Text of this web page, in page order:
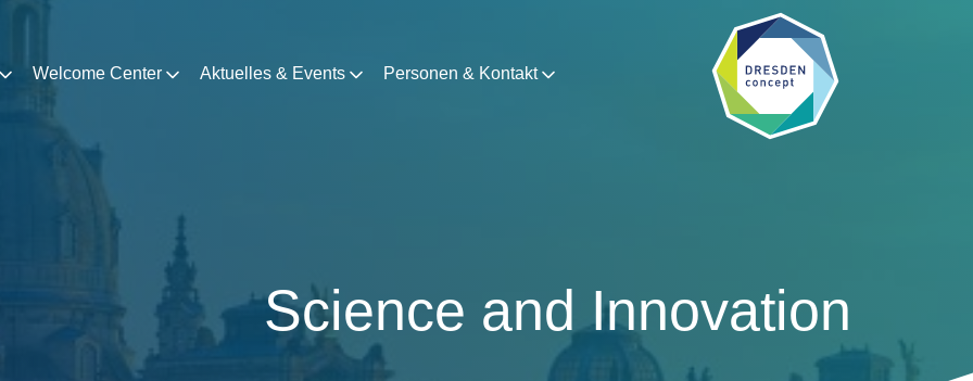
Welcome Center Aktuelles & Events Personen & Kontakt
Science and Innovation